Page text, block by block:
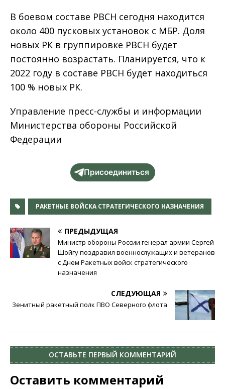
В боевом составе РВСН сегодня находится
около 400 пусковых установок с МБР. Доля
новых РК в группировке РВСН будет
постоянно возрастать. Планируется, что к
2022 году в составе РВСН будет находиться
100 % новых РК.
Управление пресс-службы и информации
Министерства обороны Российской
Федерации
Присоединиться
РАКЕТНЫЕ ВОЙСКА СТРАТЕГИЧЕСКОГО НАЗНАЧЕНИЯ
ПРЕДЫДУЩАЯ
Министр обороны России генерал армии Сергей
Шойгу поздравил военнослужащих и ветеранов
с Днем Ракетных войск стратегического
назначения
СЛЕДУЮЩАЯ
Зенитный ракетный полк ПВО Северного флота
ОСТАВЬТЕ ПЕРВЫЙ КОММЕНТАРИЙ
Оставить комментарий